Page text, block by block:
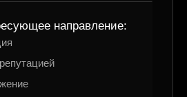
направление: